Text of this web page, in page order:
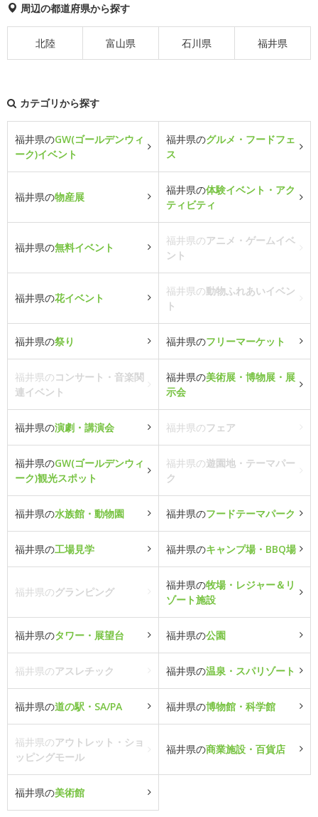
周辺の都道府県から探す
北陸 富山県 石川県 福井県
カテゴリから探す
福井県のGW(ゴールデンウィ
ーク)イベント
福井県のグルメ・フードフェ
ス
福井県の物産展
福井県の体験イベント・アク
ティビティ
福井県の無料イベント
福井県のアニメ・ゲームイベ
ント
福井県の花イベント
福井県の動物ふれあいイベン
ト
福井県の祭り 福井県のフリーマーケット
福井県のコンサート・音楽関
連イベント
福井県の美術展・博物展・展
示会
福井県の演劇・講演会 福井県のフェア
福井県のGW(ゴールデンウィ
ーク)観光スポット
福井県の遊園地・テーマパー
ク
福井県の水族館・動物園 福井県のフードテーマパーク
福井県の工場見学 福井県のキャンプ場・BBQ場
福井県のグランピング
福井県の牧場・レジャー＆リ
ゾート施設
福井県のタワー・展望台 福井県の公園
福井県のアスレチック 福井県の温泉・スパリゾート
福井県の道の駅・SA/PA 福井県の博物館・科学館
福井県のアウトレット・ショ
ッピングモール
福井県の商業施設・百貨店
福井県の美術館